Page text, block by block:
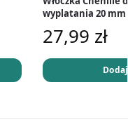
wyplatania 20 mm
27,99 zł